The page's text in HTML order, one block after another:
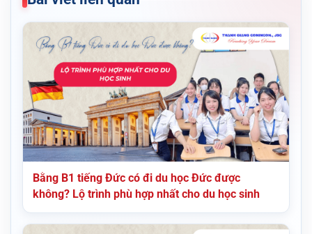
Bằng B1 tiếng Đức có đi du học Đức được
không? Lộ trình phù hợp nhất cho du học sinh